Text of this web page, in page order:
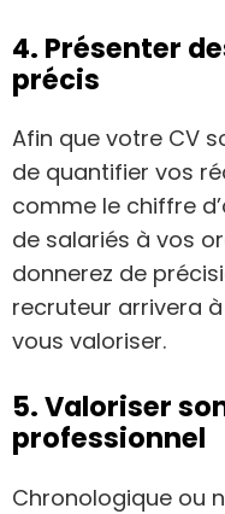
4. Présenter
précis
Afin que votre CV
de quantifier vos
comme le chiffre
de salariés à vos
donnerez de
recruteur arrivera
vous valoriser.
5. Valoriser
professionnel
Chronologique ou